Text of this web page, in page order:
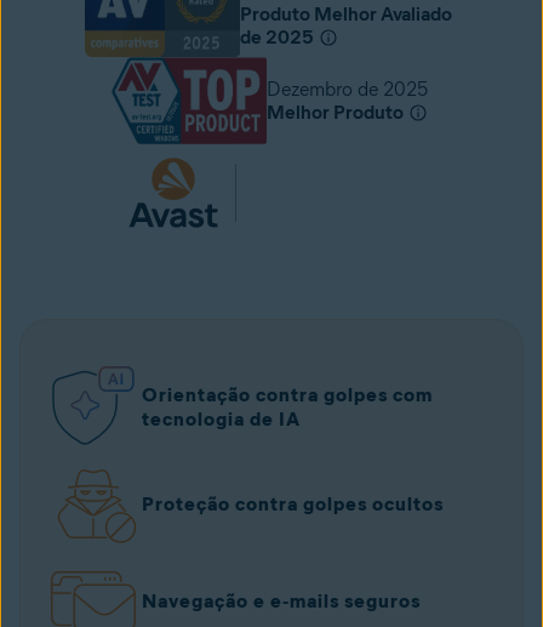
Produto Melhor Avaliado
de 2025
Dezembro de 2025
Melhor Produto
Orientação contra golpes com
tecnologia de IA
Proteção contra golpes ocultos
Navegação e e‑mails seguros